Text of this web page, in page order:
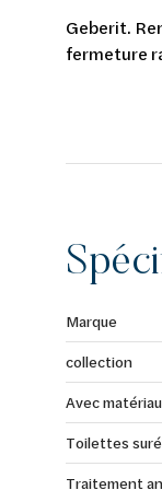
Geberit.
fermeture
Marque
collection
Avec
Toilettes
Traitement